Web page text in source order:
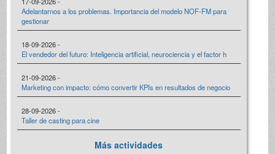
Adelantarnos a los problemas. Importancia del modelo NOF-FM para
gestionar
18-09-2026 -
El vendedor del futuro: Inteligencia artificial, neurociencia y el factor h
21-09-2026 -
Marketing con impacto: cómo convertir KPIs en resultados de negocio
28-09-2026 -
Taller de casting para cine
Más actividades